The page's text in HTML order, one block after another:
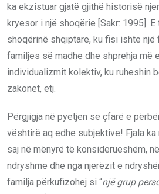
ka ekzistuar gjatë gjithë historisë
kryesor i një shoqërie [Sakr: 1995].
shoqërinë shqiptare, ku fisi ishte një
familjes së madhe dhe shprehja më
individualizmit kolektiv, ku ruheshin
zakonet, etj.
Përgjigja në pyetjen se çfarë e
vështirë aq edhe subjektive! Fjala ka
saj në mënyrë të konsiderueshëm,
ndryshme dhe nga njerëzit e
familja përkufizohej si “një grup